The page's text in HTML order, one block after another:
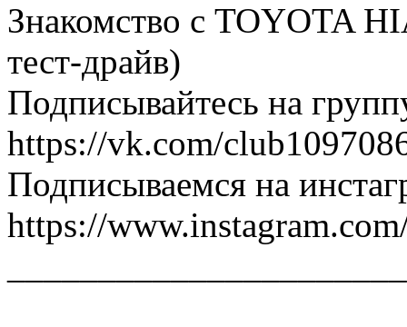
Знакомство с TOYOTA
тест-драйв)
Подписывайтесь на
https://vk.com/
Подписываемся на
https://